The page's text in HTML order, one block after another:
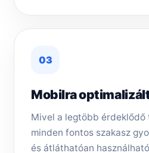
03
Mobilra
Mivel a legtöbb érdeklődő
minden fontos szakasz
és átláthatóan